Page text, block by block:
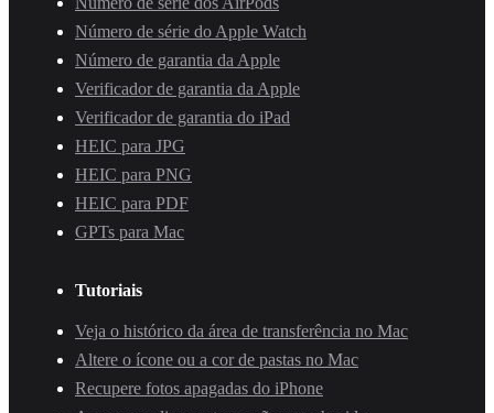
Número de série do Apple Watch
Número de garantia da Apple
Verificador de garantia da Apple
Verificador de garantia do iPad
HEIC para JPG
HEIC para PNG
HEIC para PDF
GPTs para Mac
Tutoriais
Veja o histórico da área de transferência no Mac
Altere o ícone ou a cor de pastas no Mac
Recupere fotos apagadas do iPhone